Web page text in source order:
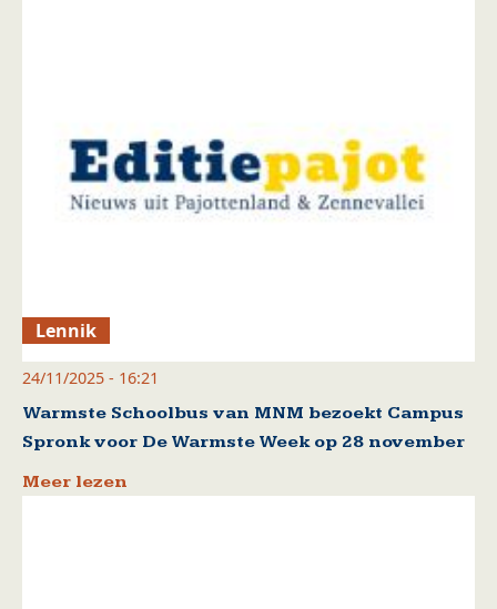
Lennik
24/11/2025 - 16:21
Warmste Schoolbus van MNM bezoekt Campus
Spronk voor De Warmste Week op 28 november
Meer lezen